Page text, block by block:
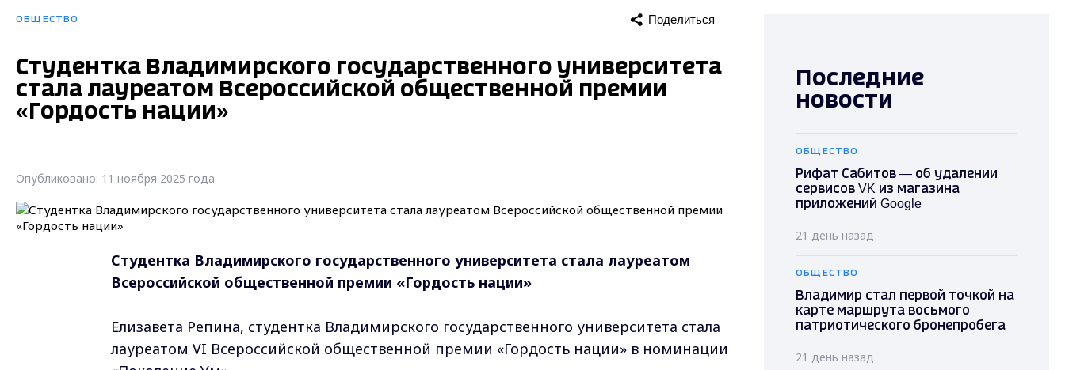
ОБЩЕСТВО Поделиться
Студентка Владимирского государственного университета
стала лауреатом Всероссийской общественной премии
«Гордость нации»
Опубликовано: 11 ноября 2025 года
Студентка Владимирского государственного университета стала лауреатом
Всероссийской общественной премии «Гордость нации»
Елизавета Репина, студентка Владимирского государственного университета стала
лауреатом VI Всероссийской общественной премии «Гордость нации» в номинации
Последние
новости
ОБЩЕСТВО
Рифат Сабитов — об удалении
сервисов VK из магазина
приложений Google
21 день назад
ОБЩЕСТВО
Владимир стал первой точкой на
карте маршрута восьмого
патриотического бронепробега
21 день назад